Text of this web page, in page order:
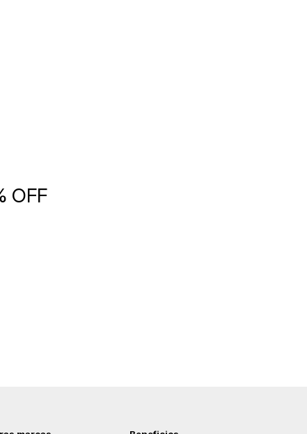
OFF